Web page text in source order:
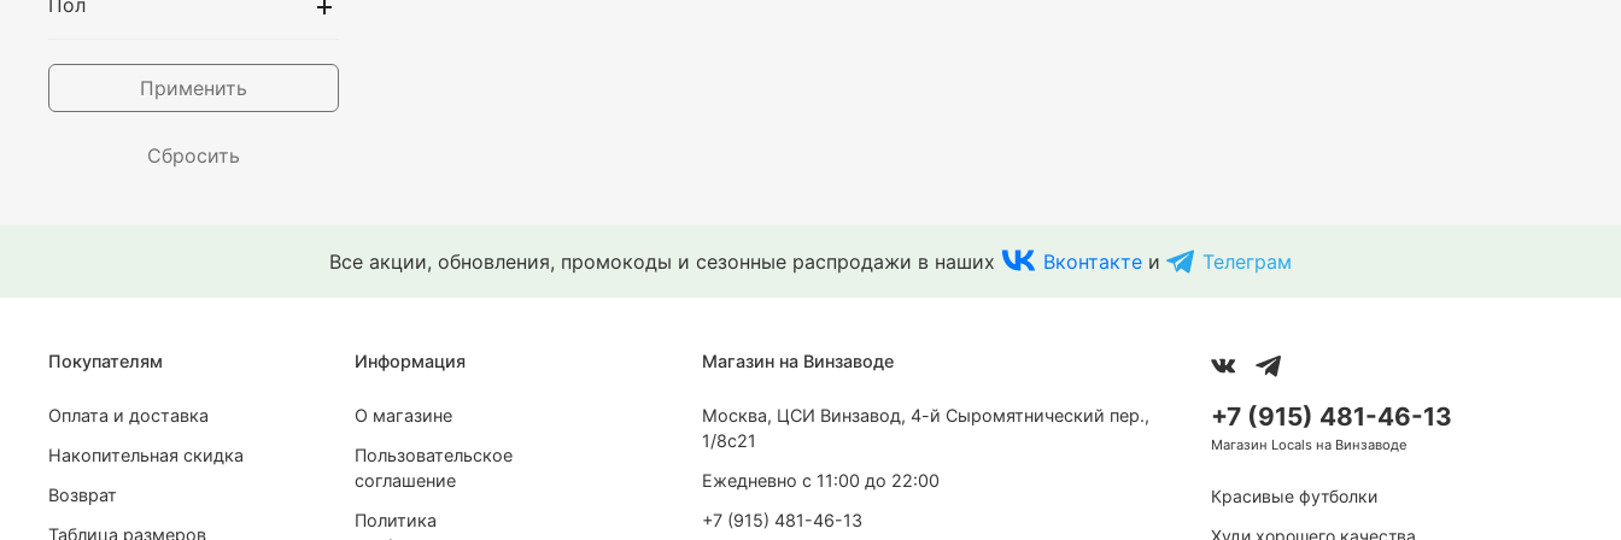
Однотонные
Осенние
Трикотажные
Утепленные
Флисовые
Пол
Применить
Сбросить
Все акции, обновления, промокоды и сезонные распродажи в наших Вконтакте и Телеграм
Покупателям
Оплата и доставка
Накопительная скидка
Возврат
Таблица размеров
Информация
О магазине
Пользовательское
соглашение
Политика
Магазин на Винзаводе
Москва, ЦСИ Винзавод, 4-й Сыромятнический пер.,
1/8с21
Ежедневно с 11:00 до 22:00
+7 (915) 481-46-13
+7 (915) 481-46-13
Магазин Locals на Винзаводе
Красивые футболки
Худи хорошего качества